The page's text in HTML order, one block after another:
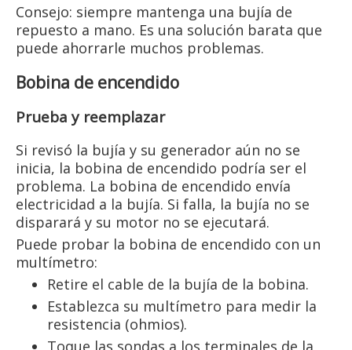
Consejo: siempre mantenga una bujía de
repuesto a mano. Es una solución barata que
puede ahorrarle muchos problemas.
Bobina de encendido
Prueba y reemplazar
Si revisó la bujía y su generador aún no se
inicia, la bobina de encendido podría ser el
problema. La bobina de encendido envía
electricidad a la bujía. Si falla, la bujía no se
disparará y su motor no se ejecutará.
Puede probar la bobina de encendido con un
multímetro:
Retire el cable de la bujía de la bobina.
Establezca su multímetro para medir la
resistencia (ohmios).
Toque las sondas a los terminales de la